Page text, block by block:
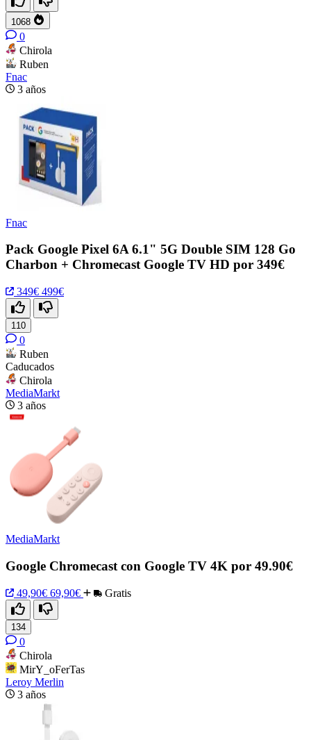
1068
0
Chirola
Ruben
Fnac
3 años
Fnac
Pack Google Pixel 6A 6.1" 5G Double SIM 128 Go
Charbon + Chromecast Google TV HD por 349€
349€ 499€
110
0
Ruben
Caducados
Chirola
MediaMarkt
3 años
MediaMarkt
Google Chromecast con Google TV 4K por 49.90€
49,90€ 69,90€ Gratis
134
0
Chirola
MirY_oFerTas
Leroy Merlin
3 años